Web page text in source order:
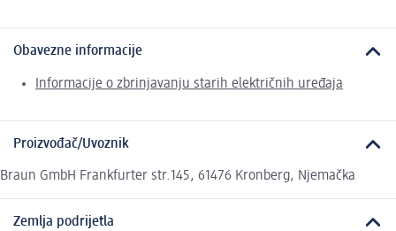
Obavezne informacije
Informacije o zbrinjavanju starih električnih uređaja
Proizvođač/Uvoznik
Braun GmbH Frankfurter str.145, 61476 Kronberg, Njemačka
Zemlja podrijetla